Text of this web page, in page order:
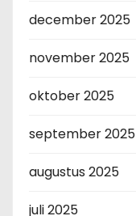
december 2025
november 2025
oktober 2025
september 2025
augustus 2025
juli 2025